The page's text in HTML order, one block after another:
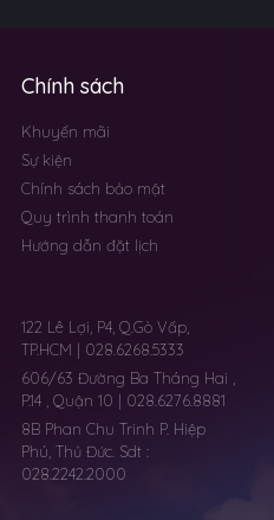
Chính sách
Khuyến mãi
Sự kiện
Chính sách bảo mật
Quy trình thanh toán
Hướng dẫn đặt lịch
122 Lê Lợi, P4, Q.Gò Vấp,
TP.HCM | 028.6268.5333
606/63 Đường Ba Tháng Hai ,
P.14 , Quận 10 | 028.6276.8881
8B Phan Chu Trinh P. Hiệp
Phú, Thủ Đức. Sdt :
028.2242.2000